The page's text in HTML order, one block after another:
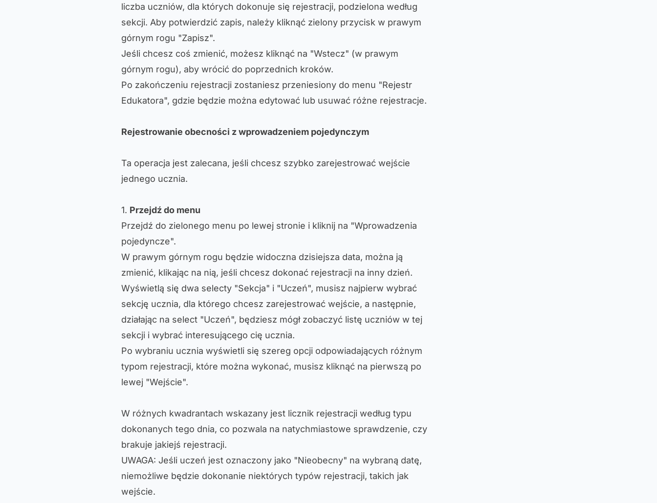
liczba uczniów, dla których dokonuje się rejestracji, podzielona według
sekcji. Aby potwierdzić zapis, należy kliknąć zielony przycisk w prawym
górnym rogu "Zapisz".
Jeśli chcesz coś zmienić, możesz kliknąć na "Wstecz" (w prawym
górnym rogu), aby wrócić do poprzednich kroków.
Po zakończeniu rejestracji zostaniesz przeniesiony do menu "Rejestr
Edukatora", gdzie będzie można edytować lub usuwać różne rejestracje.
Rejestrowanie obecności z wprowadzeniem pojedynczym
Ta operacja jest zalecana, jeśli chcesz szybko zarejestrować wejście
jednego ucznia.
1. Przejdź do menu
Przejdź do zielonego menu po lewej stronie i kliknij na "Wprowadzenia
pojedyncze".
W prawym górnym rogu będzie widoczna dzisiejsza data, można ją
zmienić, klikając na nią, jeśli chcesz dokonać rejestracji na inny dzień.
Wyświetlą się dwa selecty "Sekcja" i "Uczeń", musisz najpierw wybrać
sekcję ucznia, dla którego chcesz zarejestrować wejście, a następnie,
działając na select "Uczeń", będziesz mógł zobaczyć listę uczniów w tej
sekcji i wybrać interesującego cię ucznia.
Po wybraniu ucznia wyświetli się szereg opcji odpowiadających różnym
typom rejestracji, które można wykonać, musisz kliknąć na pierwszą po
lewej "Wejście".
W różnych kwadrantach wskazany jest licznik rejestracji według typu
dokonanych tego dnia, co pozwala na natychmiastowe sprawdzenie, czy
brakuje jakiejś rejestracji.
UWAGA: Jeśli uczeń jest oznaczony jako "Nieobecny" na wybraną datę,
niemożliwe będzie dokonanie niektórych typów rejestracji, takich jak
wejście.